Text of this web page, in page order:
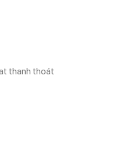
thanh thoát